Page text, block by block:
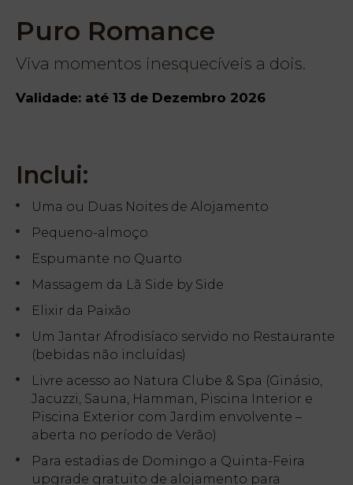
Puro Romance
Viva momentos inesquecíveis a dois.
Validade: até 13 de Dezembro 2026
Inclui:
Uma ou Duas Noites de Alojamento
Pequeno-almoço
Espumante no Quarto
Massagem da Lã Side by Side
Elixir da Paixão
Um Jantar Afrodisíaco servido no Restaurante
(bebidas não incluídas)
Livre acesso ao Natura Clube & Spa (Ginásio,
Jacuzzi, Sauna, Hamman, Piscina Interior e
Piscina Exterior com Jardim envolvente –
aberta no período de Verão)
Para estadias de Domingo a Quinta-Feira
upgrade gratuito de alojamento para